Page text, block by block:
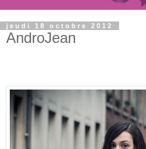
jeudi 18 octobre 2012
AndroJean